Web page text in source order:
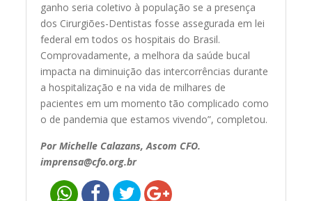
ganho seria coletivo à população se a presença
dos Cirurgiões-Dentistas fosse assegurada em lei
federal em todos os hospitais do Brasil.
Comprovadamente, a melhora da saúde bucal
impacta na diminuição das intercorrências durante
a hospitalização e na vida de milhares de
pacientes em um momento tão complicado como
o de pandemia que estamos vivendo”, completou.
Por Michelle Calazans, Ascom CFO.
imprensa@cfo.org.br